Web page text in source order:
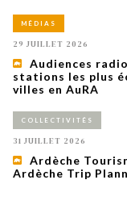
sur
MÉDIAS
29 JUILLET 2026
Audiences
stations les plus
villes en AuRA
COLLECTIVITÉS
31 JUILLET 2026
Ardèche
Ardèche Trip